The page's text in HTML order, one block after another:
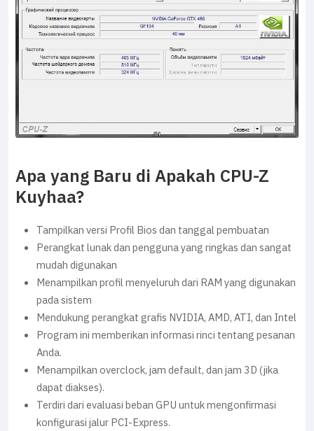
Apa yang Baru di Apakah CPU-Z
Kuyhaa?
Tampilkan versi Profil Bios dan tanggal pembuatan
Perangkat lunak dan pengguna yang ringkas dan sangat
mudah digunakan
Menampilkan profil menyeluruh dari RAM yang digunakan
pada sistem
Mendukung perangkat grafis NVIDIA, AMD, ATI, dan Intel
Program ini memberikan informasi rinci tentang pesanan
Anda.
Menampilkan overclock, jam default, dan jam 3D (jika
dapat diakses).
Terdiri dari evaluasi beban GPU untuk mengonfirmasi
konfigurasi jalur PCI-Express.